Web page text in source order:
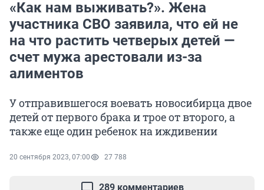
«Как нам выживать?». Жена
участника СВО заявила, что ей не
на что растить четверых детей —
счет мужа арестовали из-за
алиментов
У отправившегося воевать новосибирца двое
детей от первого брака и трое от второго, а
также еще один ребенок на иждивении
20 сентября 2023, 07:00 27 788
289 комментариев